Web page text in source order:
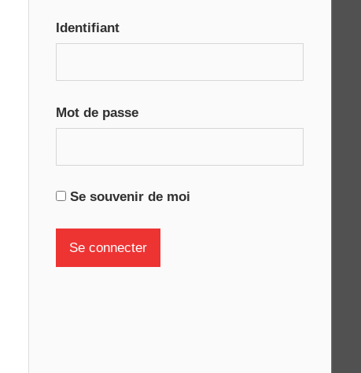
Identifiant
Mot de passe
Se souvenir de moi